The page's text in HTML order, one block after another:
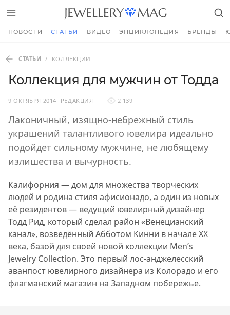
НОВОСТИ СТАТЬИ ВИДЕО ЭНЦИКЛОПЕДИЯ БРЕНДЫ
СТАТЬИ / КОЛЛЕКЦИИ
Коллекция для мужчин от Тодда
9 ОКТЯБРЯ 2014 РЕДАКЦИЯ 2 139
Лаконичный, изящно-небрежный стиль
украшений талантливого ювелира идеально
подойдет сильному мужчине, не любящему
излишества и вычурность.
Калифорния — дом для множества творческих
людей и родина стиля афисионадо, а один из новых
её резидентов — ведущий ювелирный дизайнер
Тодд Рид, который сделал район «Венецианский
канал», возведённый Абботом Кинни в начале XX
века, базой для своей новой коллекции Men’s
Jewelry Collection. Это первый лос-анджелесский
аванпост ювелирного дизайнера из Колорадо и его
флагманский магазин на Западном побережье.